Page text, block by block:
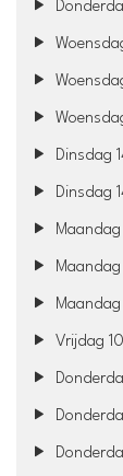
Dinsdag
Dinsdag
Vrijdag